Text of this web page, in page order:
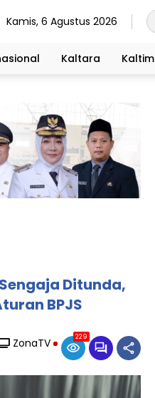
Kamis, 6 Agustus 2026
Kaltara Kaltim
Ditunda,
BPJS
ZonaTV 229